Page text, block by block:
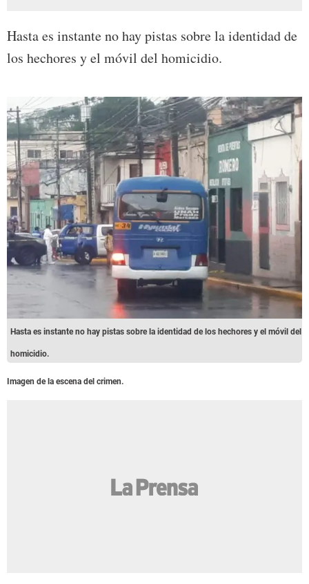
Hasta es instante no hay pistas sobre la identidad de
los hechores y el móvil del homicidio.
Hasta es instante no hay pistas sobre la identidad de los hechores y el móvil del
homicidio.
Imagen de la escena del crimen.